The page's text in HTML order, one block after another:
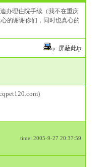
办理住院手续（我不在重庆
的谢谢你们，同时也真心的
ip: 屏蔽此ip
time: 2005-9-27 20:37:59